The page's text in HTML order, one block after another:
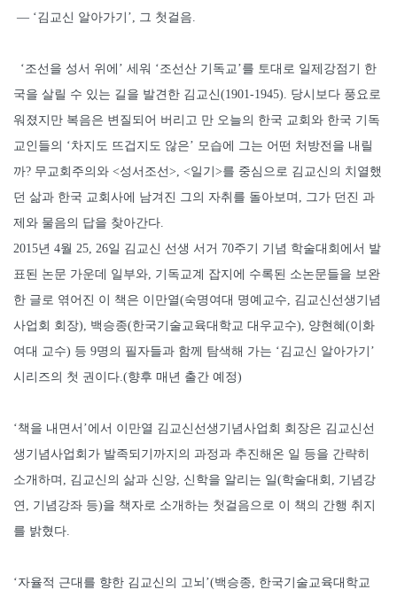
― ‘김교신 알아가기’, 그 첫걸음.
‘조선을 성서 위에’ 세워 ‘조선산 기독교’를 토대로 일제강점기 한
국을 살릴 수 있는 길을 발견한 김교신(1901-1945). 당시보다 풍요로
워졌지만 복음은 변질되어 버리고 만 오늘의 한국 교회와 한국 기독
교인들의 ‘차지도 뜨겁지도 않은’ 모습에 그는 어떤 처방전을 내릴
까? 무교회주의와 <성서조선>, <일기>를 중심으로 김교신의 치열했
던 삶과 한국 교회사에 남겨진 그의 자취를 돌아보며, 그가 던진 과
제와 물음의 답을 찾아간다.
2015년 4월 25, 26일 김교신 선생 서거 70주기 기념 학술대회에서 발
표된 논문 가운데 일부와, 기독교계 잡지에 수록된 소논문들을 보완
한 글로 엮어진 이 책은 이만열(숙명여대 명예교수, 김교신선생기념
사업회 회장), 백승종(한국기술교육대학교 대우교수), 양현혜(이화
여대 교수) 등 9명의 필자들과 함께 탐색해 가는 ‘김교신 알아가기’
시리즈의 첫 권이다.(향후 매년 출간 예정)
‘책을 내면서’에서 이만열 김교신선생기념사업회 회장은 김교신선
생기념사업회가 발족되기까지의 과정과 추진해온 일 등을 간략히
소개하며, 김교신의 삶과 신앙, 신학을 알리는 일(학술대회, 기념강
연, 기념강좌 등)을 책자로 소개하는 첫걸음으로 이 책의 간행 취지
를 밝혔다.
‘자율적 근대를 향한 김교신의 고뇌’(백승종, 한국기술교육대학교